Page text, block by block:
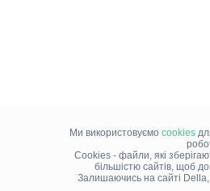
Ми використовуємо cookies
Cookies - файли, які
більшістю сайтів, щоб
Залишаючись на сайті